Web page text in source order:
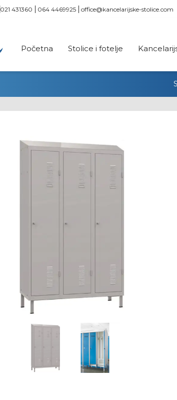
021 431360 064 4469925 office@kancelarijske-stolice.com
Početna Stolice i fotelje